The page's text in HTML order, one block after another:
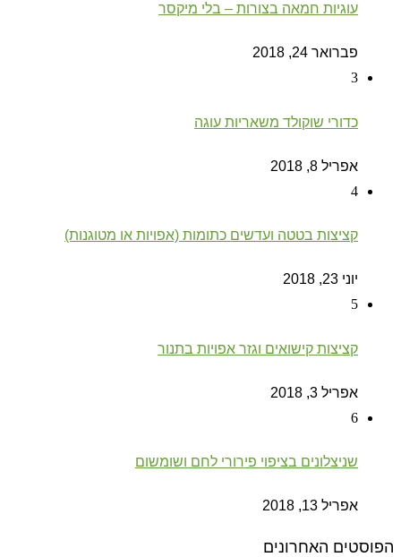
עוגיות חמאה בצורות – בלי מיקסר
פברואר 24, 2018
3
כדורי שוקולד משאריות עוגה
אפריל 8, 2018
4
קציצות בטטה ועדשים כתומות (אפויות או מטוגנות)
יוני 23, 2018
5
קציצות קישואים וגזר אפויות בתנור
אפריל 3, 2018
6
שניצלונים בציפוי פירורי לחם ושומשום
אפריל 13, 2018
הפוסטים האחרונים